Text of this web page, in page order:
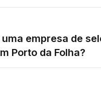
empresa de
Porto da Folha?